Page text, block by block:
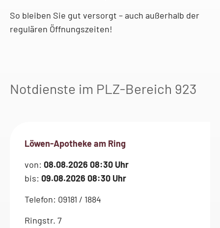
So bleiben Sie gut versorgt – auch außerhalb der
regulären Öffnungszeiten!
Notdienste im PLZ-Bereich 923
Löwen-Apotheke am Ring
von: 08.08.2026 08:30 Uhr
bis: 09.08.2026 08:30 Uhr
Telefon: 09181 / 1884
Ringstr. 7